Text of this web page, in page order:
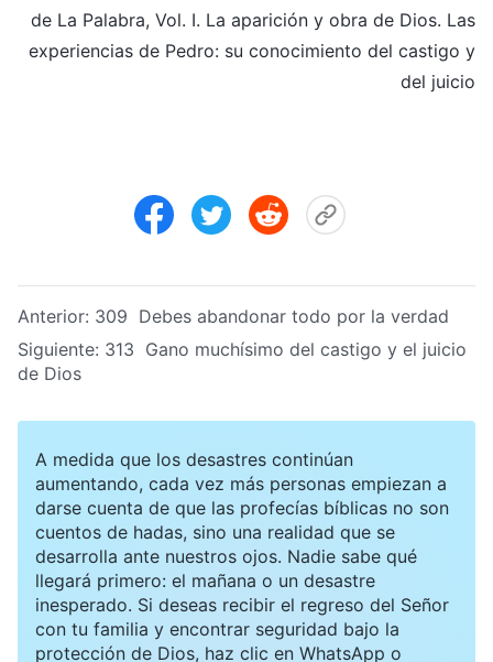
de La Palabra, Vol. I. La aparición y obra de Dios. Las
experiencias de Pedro: su conocimiento del castigo y
del juicio
Anterior: 309 Debes abandonar todo por la verdad
Siguiente: 313 Gano muchísimo del castigo y el juicio
de Dios
A medida que los desastres continúan
aumentando, cada vez más personas empiezan a
darse cuenta de que las profecías bíblicas no son
cuentos de hadas, sino una realidad que se
desarrolla ante nuestros ojos. Nadie sabe qué
llegará primero: el mañana o un desastre
inesperado. Si deseas recibir el regreso del Señor
con tu familia y encontrar seguridad bajo la
protección de Dios, haz clic en WhatsApp o